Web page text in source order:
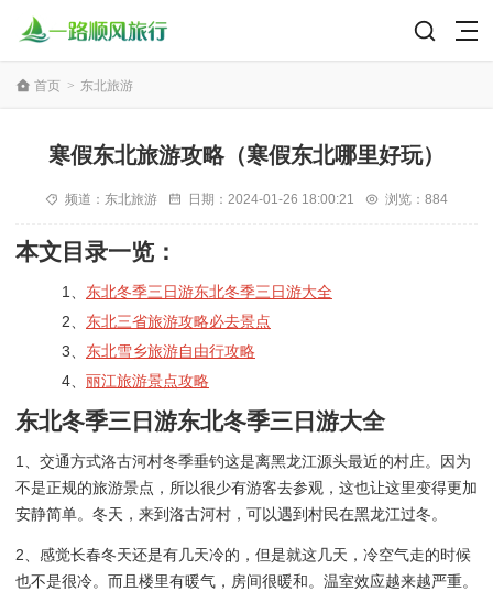
首页 > 东北旅游
寒假东北旅游攻略（寒假东北哪里好玩）
频道： 东北旅游 日期： 2024-01-26 18:00:21 浏览：884
本文目录一览：
1、 东北冬季三日游东北冬季三日游大全
2、 东北三省旅游攻略必去景点
3、 东北雪乡旅游自由行攻略
4、 丽江旅游景点攻略
东北冬季三日游东北冬季三日游大全
1、交通方式洛古河村冬季垂钓这是离黑龙江源头最近的村庄。因为
不是正规的旅游景点，所以很少有游客去参观，这也让这里变得更加
安静简单。冬天，来到洛古河村，可以遇到村民在黑龙江过冬。
2、感觉长春冬天还是有几天冷的，但是就这几天，冷空气走的时候
也不是很冷。而且楼里有暖气，房间很暖和。温室效应越来越严重。